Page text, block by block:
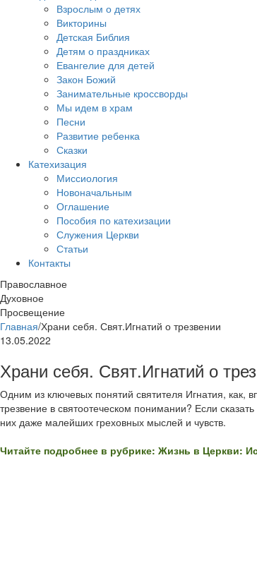
Взрослым о детях
Викторины
Детская Библия
Детям о праздниках
Евангелие для детей
Закон Божий
Занимательные кроссворды
Мы идем в храм
Песни
Развитие ребенка
Сказки
Катехизация
Миссиология
Новоначальным
Оглашение
Пособия по катехизации
Служения Церкви
Статьи
Контакты
Православное
Духовное
Просвещение
Главная/Храни себя. Свят.Игнатий о трезвении
13.05.2022
Храни себя. Свят.Игнатий о
Одним из ключевых понятий святителя Игнатия, как,
трезвение в святоотеческом понимании? Если
них даже малейших греховных мыслей и чувств.
Читайте подробнее в рубрике: Жизнь в Церкви: